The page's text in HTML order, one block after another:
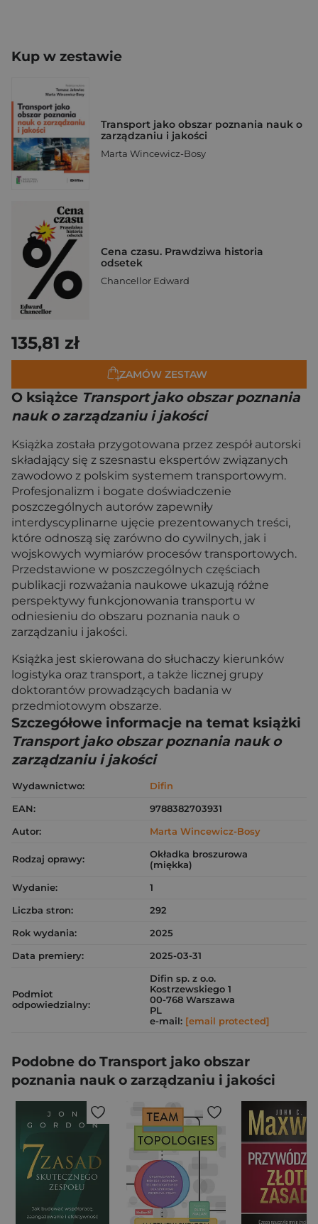
Kup w zestawie
Transport jako obszar poznania nauk o
zarządzaniu i jakości
Marta Wincewicz-Bosy
Cena czasu. Prawdziwa historia
odsetek
Chancellor Edward
135,81 zł
ZAMÓW ZESTAW
O książce Transport jako obszar poznania
nauk o zarządzaniu i jakości
Książka została przygotowana przez zespół autorski
składający się z szesnastu ekspertów związanych
zawodowo z polskim systemem transportowym.
Profesjonalizm i bogate doświadczenie
poszczególnych autorów zapewniły
interdyscyplinarne ujęcie prezentowanych treści,
które odnoszą się zarówno do cywilnych, jak i
wojskowych wymiarów procesów transportowych.
Przedstawione w poszczególnych częściach
publikacji rozważania naukowe ukazują różne
perspektywy funkcjonowania transportu w
odniesieniu do obszaru poznania nauk o
zarządzaniu i jakości.
Książka jest skierowana do słuchaczy kierunków
logistyka oraz transport, a także licznej grupy
doktorantów prowadzących badania w
przedmiotowym obszarze.
Szczegółowe informacje na temat książki
Transport jako obszar poznania nauk o
zarządzaniu i jakości
Wydawnictwo:
Difin
EAN:
9788382703931
Autor:
Marta Wincewicz-Bosy
Rodzaj oprawy:
Okładka broszurowa
(miękka)
Wydanie:
1
Liczba stron:
292
Rok wydania:
2025
Data premiery:
2025-03-31
Podmiot
odpowiedzialny:
Difin sp. z o.o.
Kostrzewskiego 1
00-768 Warszawa
PL
e-mail: [email protected]
Podobne do Transport jako obszar
poznania nauk o zarządzaniu i jakości